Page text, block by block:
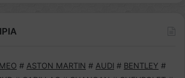
# ASTON MARTIN # AUDI # BENTLEY #